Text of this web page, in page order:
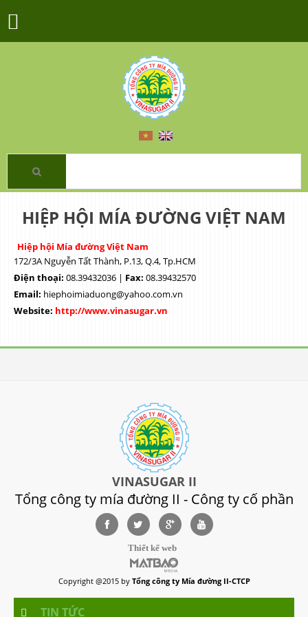
HIỆP HỘI MÍA ĐƯỜNG VIỆT NAM
Hiệp hội Mía đường Việt Nam
172/3A Nguyễn Tất Thành, P.13, Q.4, Tp.HCM
Điện thoại: 08.39432036 | Fax: 08.39432570
Email: hiephoimiaduong@yahoo.com.vn
Website: http://www.vinasugar.vn
VINASUGAR II
Tổng công ty mía đường II - Công ty cố phần
Thiết kế web
Copyright @2015 by Tổng công ty Mía đường II-CTCP
TIN TỨC